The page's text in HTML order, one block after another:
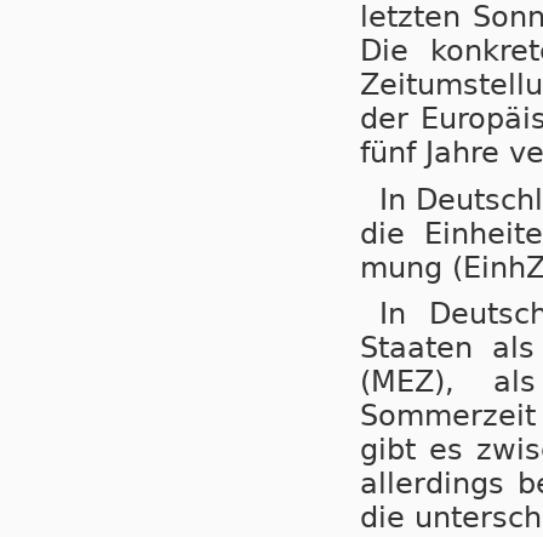
letzten
Die
der
fünf Jahre
In
die
mung
In
Staaten
(MEZ),
gibt es
aller­dings
die